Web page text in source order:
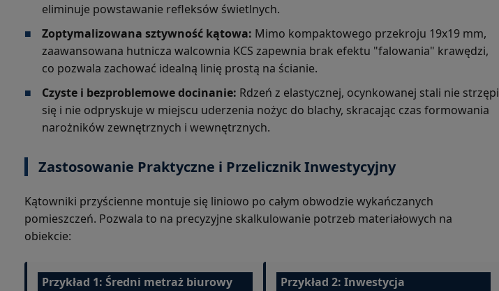
eliminuje powstawanie refleksów świetlnych.
■
Zoptymalizowana sztywność kątowa: Mimo kompaktowego przekroju 19x19 mm,
zaawansowana hutnicza walcownia KCS zapewnia brak efektu "falowania" krawędzi,
co pozwala zachować idealną linię prostą na ścianie.
■
Czyste i bezproblemowe docinanie: Rdzeń z elastycznej, ocynkowanej stali nie strzępi
się i nie odpryskuje w miejscu uderzenia nożyc do blachy, skracając czas formowania
narożników zewnętrznych i wewnętrznych.
Zastosowanie Praktyczne i Przelicznik Inwestycyjny
Kątowniki przyścienne montuje się liniowo po całym obwodzie wykańczanych
pomieszczeń. Pozwala to na precyzyjne skalkulowanie potrzeb materiałowych na
obiekcie:
Przykład 1: Średni metraż biurowy
Przykład 2: Inwestycja